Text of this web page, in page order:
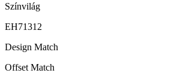
Színvilág
EH71312
Design Match
Offset Match